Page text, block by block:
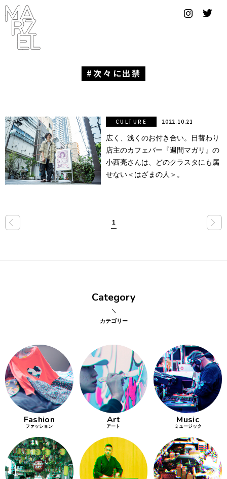
フィ
デザ
ナー
ー
プール
スーツ
ンテ
写真
阪
の文
化
とは応援
立ったら
行動
次々に出禁
広く、浅くのお付き合い。日替わり
店主のカフェバー『週間マガリ』の
小西亮さんは、どのクラスタにも属
せない＜はざまの人＞。
CULTURE 2022.10.21
« 1 »
Category
カテゴリー
Fashion
ファッション
Art
アート
Music
ミュージック